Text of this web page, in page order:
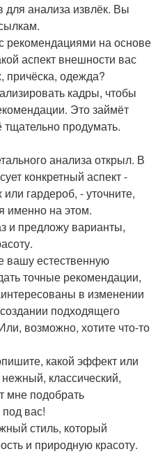
для анализа извлёк. Вы
рекомендациями на основе
аспект внешности вас
причёска, одежда?
кадры, чтобы
Это займёт
продумать.
анализа открыл. В
конкретный аспект -
гардероб, - уточните,
именно на этом.
и предложу варианты,
вашу естественную
точные рекомендации,
в изменении
подходящего
возможно, хотите что-то
какой эффект или
классический,
мне подобрать
вас!
стиль, который
и природную красоту.